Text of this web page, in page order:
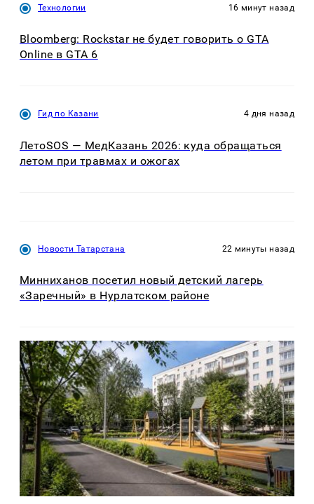
Технологии 16 минут назад
Bloomberg: Rockstar не будет говорить о GTA
Online в GTA 6
Гид по Казани 4 дня назад
ЛетоSOS — МедКазань 2026: куда обращаться
летом при травмах и ожогах
Новости Татарстана 22 минуты назад
Минниханов посетил новый детский лагерь
«Заречный» в Нурлатском районе